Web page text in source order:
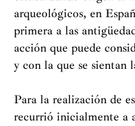
arqueológicos, en
primera a las
acción que puede
y con la que se sientan
Para la realización de
recurrió inicialmente a